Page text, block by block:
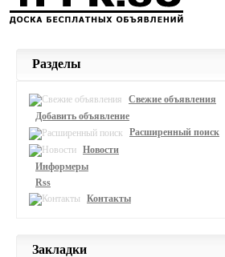
Разделы
Свежие объявления
Добавить объявление
Расширенный поиск
Новости
Информеры
Rss
Контакты
Закладки